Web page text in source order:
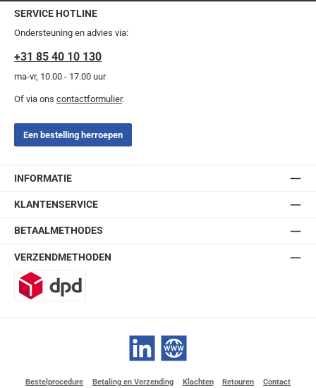
SERVICE HOTLINE
Ondersteuning en advies via:
+31 85 40 10 130
ma-vr, 10.00 - 17.00 uur
Of via ons contactformulier.
Een bestelling herroepen
INFORMATIE
KLANTENSERVICE
BETAALMETHODES
VERZENDMETHODEN
LinkedIn Website
Bestelprocedure Betaling en Verzending Klachten Retouren Contact